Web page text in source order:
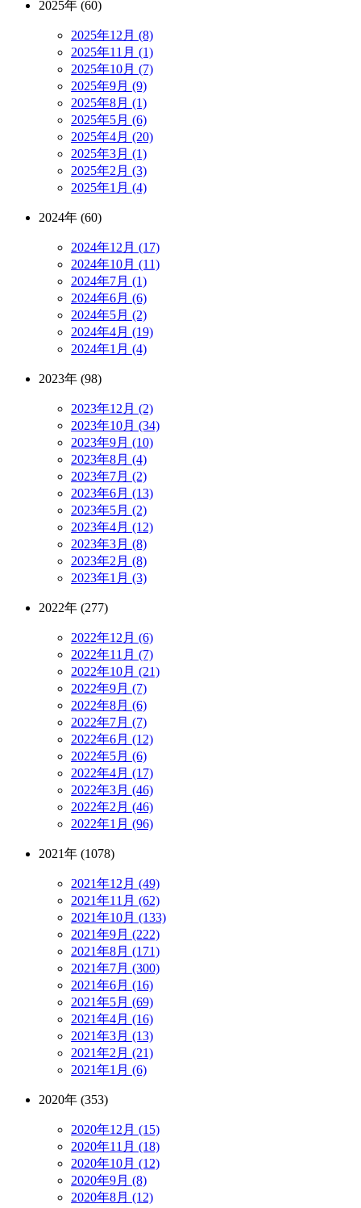
2025年 (60)
2025年12月 (8)
2025年11月 (1)
2025年10月 (7)
2025年9月 (9)
2025年8月 (1)
2025年5月 (6)
2025年4月 (20)
2025年3月 (1)
2025年2月 (3)
2025年1月 (4)
2024年 (60)
2024年12月 (17)
2024年10月 (11)
2024年7月 (1)
2024年6月 (6)
2024年5月 (2)
2024年4月 (19)
2024年1月 (4)
2023年 (98)
2023年12月 (2)
2023年10月 (34)
2023年9月 (10)
2023年8月 (4)
2023年7月 (2)
2023年6月 (13)
2023年5月 (2)
2023年4月 (12)
2023年3月 (8)
2023年2月 (8)
2023年1月 (3)
2022年 (277)
2022年12月 (6)
2022年11月 (7)
2022年10月 (21)
2022年9月 (7)
2022年8月 (6)
2022年7月 (7)
2022年6月 (12)
2022年5月 (6)
2022年4月 (17)
2022年3月 (46)
2022年2月 (46)
2022年1月 (96)
2021年 (1078)
2021年12月 (49)
2021年11月 (62)
2021年10月 (133)
2021年9月 (222)
2021年8月 (171)
2021年7月 (300)
2021年6月 (16)
2021年5月 (69)
2021年4月 (16)
2021年3月 (13)
2021年2月 (21)
2021年1月 (6)
2020年 (353)
2020年12月 (15)
2020年11月 (18)
2020年10月 (12)
2020年9月 (8)
2020年8月 (12)